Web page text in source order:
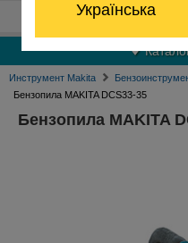
Українська
Отдел
Инструмент Makita
Бензопила MAKITA DCS33-35
Бензопила MAKITA